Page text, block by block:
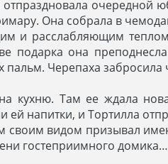
очередной
Она собрала в
и расслабляющим
подарка она
Черепаха
кухню. Там ее ждала
напитки, и Тортилла
видом призывал
гостеприимного домика…